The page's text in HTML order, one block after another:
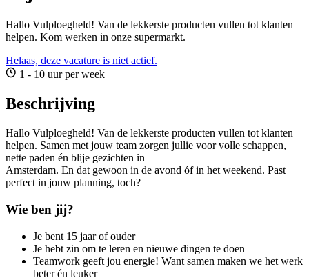
Hallo Vulploegheld! Van de lekkerste producten vullen tot klanten
helpen. Kom werken in onze supermarkt.
Helaas, deze vacature is niet actief.
1 - 10 uur per week
Beschrijving
Hallo Vulploegheld! Van de lekkerste producten vullen tot klanten
helpen. Samen met jouw team zorgen jullie voor volle schappen,
nette paden én blije gezichten in
Amsterdam. En dat gewoon in de avond óf in het weekend. Past
perfect in jouw planning, toch?
Wie ben jij?
Je bent 15 jaar of ouder
Je hebt zin om te leren en nieuwe dingen te doen
Teamwork geeft jou energie! Want samen maken we het werk
beter én leuker